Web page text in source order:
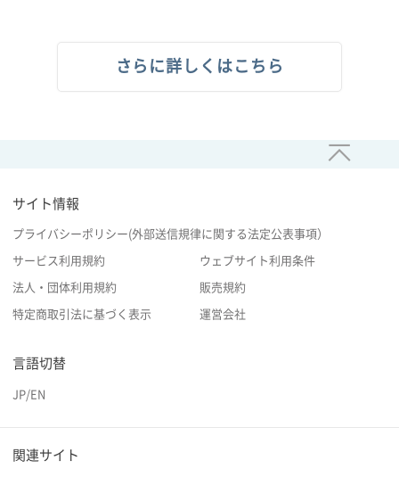
さらに詳しくはこちら
サイト情報
プライバシーポリシー(外部送信規律に関する法定公表事項）
サービス利用規約 ウェブサイト利用条件
法人・団体利用規約 販売規約
特定商取引法に基づく表示 運営会社
言語切替
JP/EN
関連サイト